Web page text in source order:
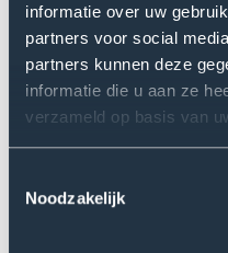
informatie over uw
partners voor social
partners kunnen deze
informatie die u aan ze
verzameld op basis van
Noodzakelijk
E-mailadres